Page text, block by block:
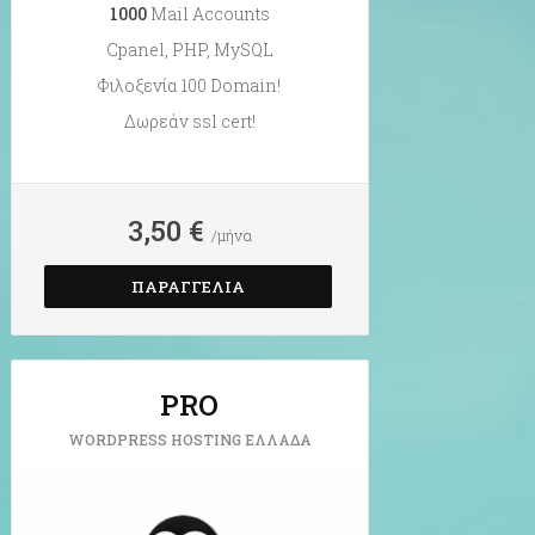
1000Mail Accounts
Cpanel, PHP, MySQL
Φιλοξενία 100 Domain!
Δωρεάν ssl cert!
3,50 € /μήνα
ΠΑΡΑΓΓΕΛΊΑ
PRO
WORDPRESS HOSTING ΕΛΛΆΔΑ